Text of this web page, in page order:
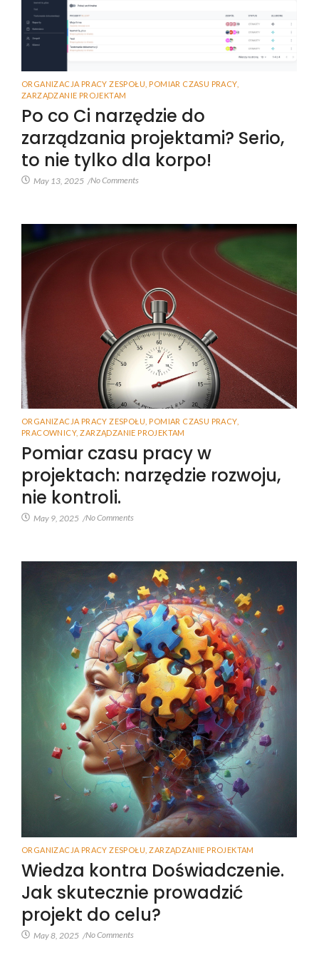
ORGANIZACJA PRACY ZESPOŁU POMIAR CZASU PRACY,
ZARZĄDZANIE PROJEKTAM
Po co Ci narzędzie do
zarządzania projektami? Serio,
to nie tylko dla korpo!
May 13, 2025 /No Comments
ORGANIZACJA PRACY ZESPOŁU POMIAR CZASU PRACY,
PRACOWNICY, ZARZĄDZANIE PROJEKTAM
Pomiar czasu pracy w
projektach: narzędzie rozwoju,
nie kontroli.
May 9, 2025 /No Comments
ORGANIZACJA PRACY ZESPOŁU ZARZĄDZANIE PROJEKTAM
Wiedza kontra Doświadczenie.
Jak skutecznie prowadzić
projekt do celu?
May 8, 2025 /No Comments